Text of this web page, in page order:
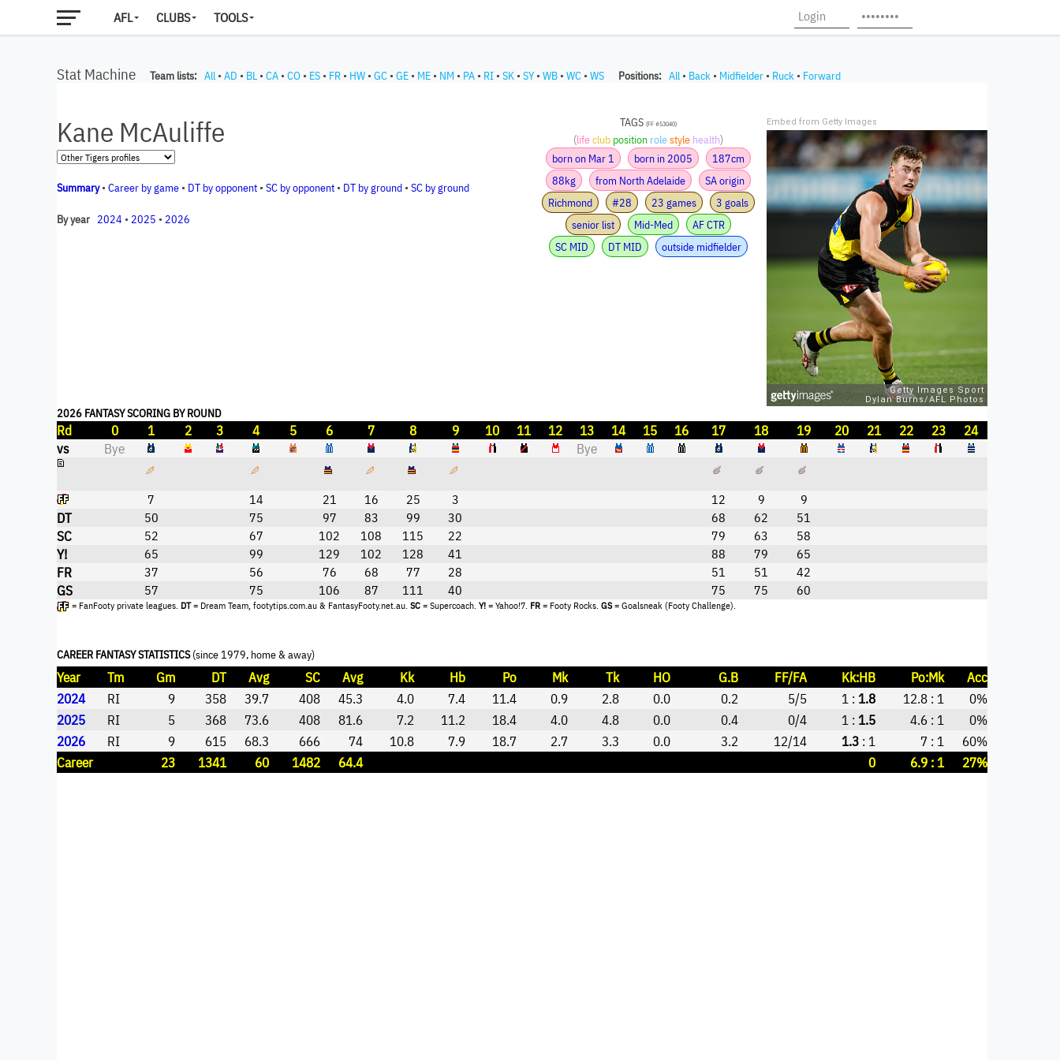
AFL CLUBS TOOLS
Stat Machine Team lists: All • AD • BL • CA • CO • ES • FR • HW • GC • GE • ME • NM • PA • RI • SK • SY• WB • WC • WS Positions: All • Back • Midfielder • Ruck • Forward